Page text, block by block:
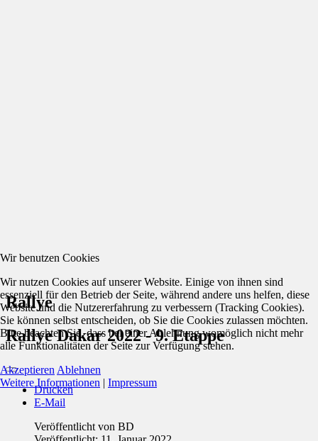
Rallye
Rallye Dakar 2022 - 9. Etappe
Drucken
E-Mail
Veröffentlicht von BD
Wir benutzen Cookies
Wir nutzen Cookies auf unserer Website. Einige von ihnen sind
essenziell für den Betrieb der Seite, während andere uns helfen, diese
Website und die Nutzererfahrung zu verbessern (Tracking Cookies).
Sie können selbst entscheiden, ob Sie die Cookies zulassen möchten.
Bitte beachten Sie, dass bei einer Ablehnung womöglich nicht mehr
alle Funktionalitäten der Seite zur Verfügung stehen.
Akzeptieren Ablehnen
Weitere Informationen | Impressum